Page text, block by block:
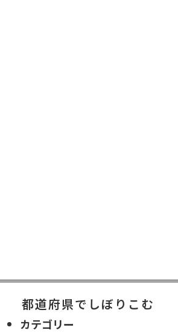
都道府県でしぼりこむ
カテゴリー